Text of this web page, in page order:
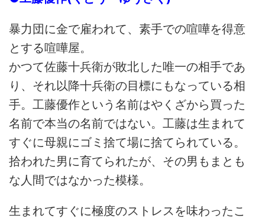
暴力団に金で雇われて、素手での喧嘩を得意
とする喧嘩屋。
かつて佐藤十兵衛が敗北した唯一の相手であ
り、それ以降十兵衛の目標にもなっている相
手。工藤優作という名前はやくざから買った
名前で本当の名前ではない。工藤は生まれて
すぐに母親にゴミ捨て場に捨てられている。
拾われた男に育てられたが、その男もまとも
な人間ではなかった模様。
生まれてすぐに極度のストレスを味わったこ